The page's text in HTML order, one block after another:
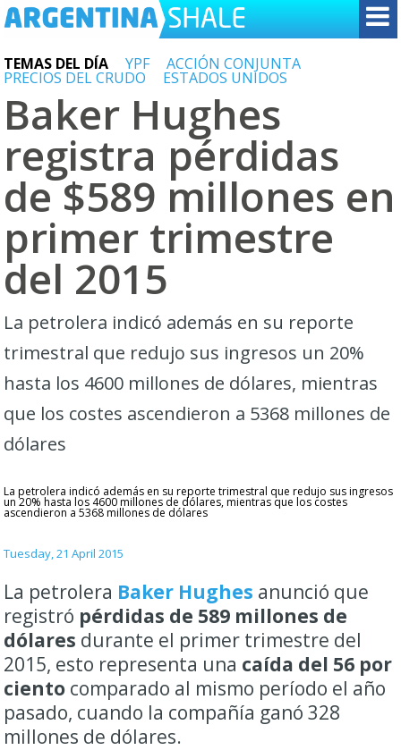
TEMAS DEL DÍA YPF ACCIÓN CONJUNTA
PRECIOS DEL CRUDO ESTADOS UNIDOS
Baker Hughes
registra pérdidas
de $589 millones en
primer trimestre
del 2015
La petrolera indicó además en su reporte
trimestral que redujo sus ingresos un 20%
hasta los 4600 millones de dólares, mientras
que los costes ascendieron a 5368 millones de
dólares
La petrolera indicó además en su reporte trimestral que redujo sus ingresos
un 20% hasta los 4600 millones de dólares, mientras que los costes
ascendieron a 5368 millones de dólares
Tuesday, 21 April 2015
La petrolera Baker Hughes anunció que
registró pérdidas de 589 millones de
dólares durante el primer trimestre del
2015, esto representa una caída del 56 por
ciento comparado al mismo período el año
pasado, cuando la compañía ganó 328
millones de dólares.